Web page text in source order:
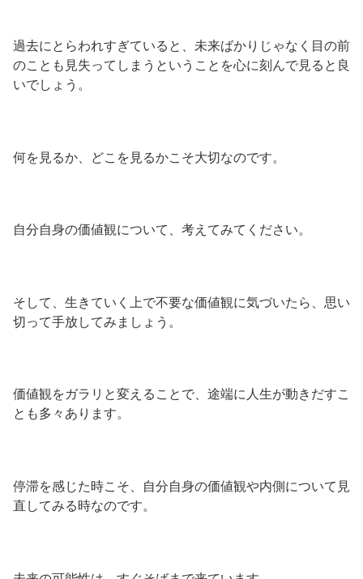
過去にとらわれすぎていると、未来ばかりじゃなく目の前
のことも見失ってしまうということを心に刻んで見ると良
いでしょう。
何を見るか、どこを見るかこそ大切なのです。
自分自身の価値観について、考えてみてください。
そして、生きていく上で不要な価値観に気づいたら、思い
切って手放してみましょう。
価値観をガラリと変えることで、途端に人生が動きだすこ
とも多々あります。
停滞を感じた時こそ、自分自身の価値観や内側について見
直してみる時なのです。